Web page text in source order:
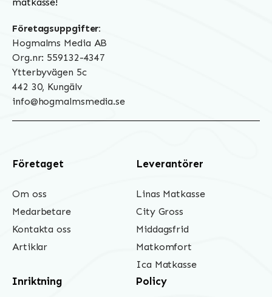
Företagsuppgifter:
Hogmalms Media AB
Org.nr: 559132-4347
Ytterbyvägen 5c
442 30, Kungälv
info@hogmalmsmedia.se
Företaget
Om oss
Medarbetare
Kontakta oss
Artiklar
Leverantörer
Linas Matkasse
City Gross
Middagsfrid
Matkomfort
Ica Matkasse
Inriktning Policy